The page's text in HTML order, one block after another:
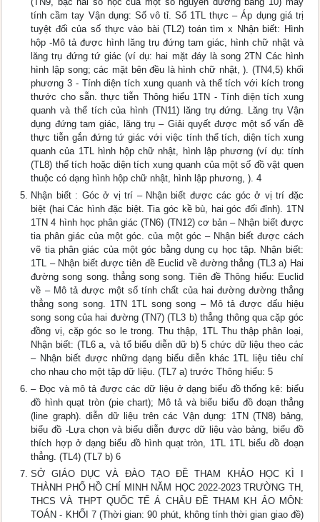
tính cầm tay Vận dụng: Số vô tỉ. Số 1TL thực – Áp dụng giá trị
tuyệt đối của số thực vào bài (TL2) toán tìm x Nhận biết: Hình
hộp -Mô tả được hình lăng trụ đứng tam giác, hình chữ nhật và
lăng trụ đứng tứ giác (ví dụ: hai mặt đáy là song 2TN Các hình
hình lập song; các mặt bên đều là hình chữ nhật, ). (TN4,5) khối
phương 3 - Tính diện tích xung quanh và thể tích với kích trong
thước cho sẵn. thực tiễn Thông hiểu 1TN - Tính diện tích xung
quanh và thể tích của hình (TN11) lăng trụ đứng. Lăng trụ Vận
dụng đứng tam giác, lăng trụ – Giải quyết được một số vấn đề
thực tiễn gắn đứng tứ giác với việc tính thể tích, diện tích xung
quanh của 1TL hình hộp chữ nhật, hình lập phương (ví dụ: tính
(TL8) thể tích hoặc diện tích xung quanh của một số đồ vật quen
thuộc có dạng hình hộp chữ nhật, hình lập phương, ). 4
Nhận biết : Góc ở vị trí – Nhận biết được các góc ở vị trí đặc
biệt (hai Các hình đặc biệt. Tia góc kề bù, hai góc đối đỉnh). 1TN
1TN 4 hình học phân giác (TN6) (TN12) cơ bản – Nhận biết được
tia phân giác của một góc. của một góc – Nhận biết được cách
vẽ tia phân giác của một góc bằng dụng cụ học tập. Nhận biết:
1TL – Nhận biết được tiên đề Euclid về đường thẳng (TL3 a) Hai
đường song song. thẳng song song. Tiên đề Thông hiểu: Euclid
về – Mô tả được một số tính chất của hai đường đường thẳng
thẳng song song. 1TN 1TL song song – Mô tả được dấu hiệu
song song của hai đường (TN7) (TL3 b) thẳng thông qua cặp góc
đồng vị, cặp góc so le trong. Thu thập, 1TL Thu thập phân loại,
Nhận biết: (TL6 a, và tổ biểu diễn dữ b) 5 chức dữ liệu theo các
– Nhận biết được những dạng biểu diễn khác 1TL liệu tiêu chí
cho nhau cho một tập dữ liệu. (TL7 a) trước Thông hiểu: 5
– Đọc và mô tả được các dữ liệu ở dạng biểu đồ thống kê: biểu
đồ hình quạt tròn (pie chart); Mô tả và biểu biểu đồ đoạn thẳng
(line graph). diễn dữ liệu trên các Vận dụng: 1TN (TN8) bảng,
biểu đồ -Lựa chọn và biểu diễn được dữ liệu vào bảng, biểu đồ
thích hợp ở dạng biểu đồ hình quạt tròn, 1TL 1TL biểu đồ đoạn
thẳng. (TL4) (TL7 b) 6
SỞ GIÁO DỤC VÀ ĐÀO TẠO ĐỀ THAM KHẢO HỌC KÌ I
THÀNH PHỐ HỒ CHÍ MINH NĂM HỌC 2022-2023 TRƯỜNG TH,
THCS VÀ THPT QUỐC TẾ Á CHÂU ĐỀ THAM KH ẢO MÔN:
TOÁN - KHỐI 7 (Thời gian: 90 phút, không tính thời gian giao đề)